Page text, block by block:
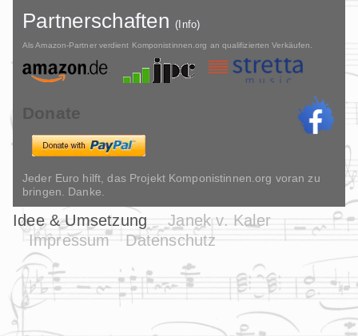
Partnerschaften(Info)
Als Amazon-Partner verdient Komponistinnen.org an qualifizierten Verkäufen.
Donate
Jeder Euro hilft, das Projekt Komponistinnen.org voran zu
bringen. Danke.
Idee & Umsetzung
Janek v. Kaler
Impressum
Datenschutz